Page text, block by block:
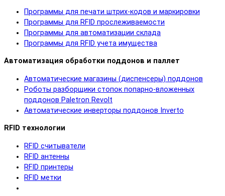
Программы для печати штрих-кодов и маркировки
Программы для RFID прослеживаемости
Программы для автоматизации склада
Программы для RFID учета имущества
Автоматизация обработки поддонов и паллет
Автоматические магазины (диспенсеры) поддонов
Роботы разборщики стопок попарно-вложенных
поддонов Paletron Revolt
Автоматические инверторы поддонов Inverto
RFID технологии
RFID cчитыватели
RFID антенны
RFID принтеры
RFID метки